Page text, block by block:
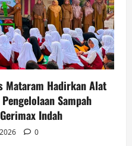
Mataram Hadirkan Alat
Sampah
Indah
0